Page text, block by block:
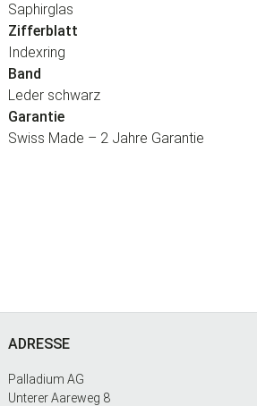
Saphirglas
Zifferblatt
Indexring
Band
Leder schwarz
Garantie
Swiss Made – 2 Jahre Garantie
Footer
ADRESSE
Palladium AG
Unterer Aareweg 8